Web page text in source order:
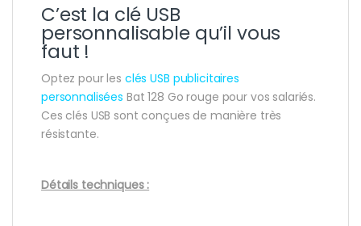
C’est la clé USB
personnalisable qu’il vous
faut !
Optez pour les clés USB publicitaires
personnalisées Bat 128 Go rouge pour vos salariés.
Ces clés USB sont conçues de manière très
résistante.
Détails techniques :